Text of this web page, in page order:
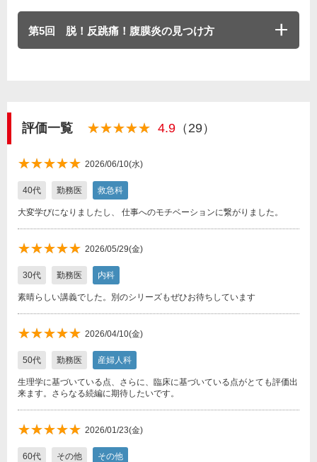
第5回 脱！反跳痛！腹膜炎の見つけ方
評価一覧 ★★★★★
★★★★★ 4.9 （29）
★★★★★
★★★★★ 2026/06/10(水)
40代 勤務医 救急科
大変学びになりましたし、 仕事へのモチベーションに繋がりました。
★★★★★
★★★★★ 2026/05/29(金)
30代 勤務医 内科
素晴らしい講義でした。別のシリーズもぜひお待ちしています
★★★★★
★★★★★ 2026/04/10(金)
50代 勤務医 産婦人科
生理学に基づいている点、さらに、臨床に基づいている点がとても評価出
来ます。さらなる続編に期待したいです。
★★★★★
★★★★★ 2026/01/23(金)
60代 その他 その他